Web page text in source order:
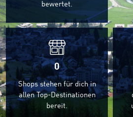
bewertet.
0
Shops stehen für dich in
allen Top-Destinationen
bereit.